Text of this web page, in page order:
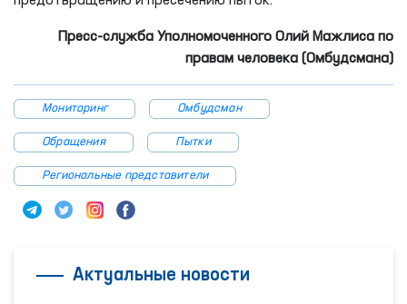
Пресс-служба Уполномоченного Олий Мажлиса по
правам человека (Омбудсмана)
Мониторинг Омбудсман
Обращения Пытки
Региональные представители
Актуальные новости